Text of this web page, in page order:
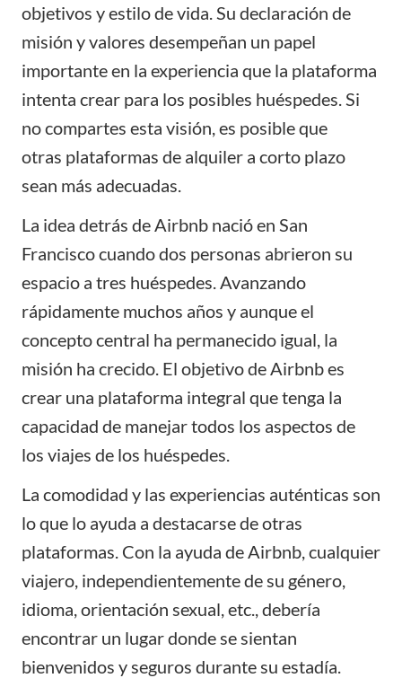
objetivos y estilo de vida. Su declaración de
misión y valores desempeñan un papel
importante en la experiencia que la plataforma
intenta crear para los posibles huéspedes. Si
no compartes esta visión, es posible que
otras plataformas de alquiler a corto plazo
sean más adecuadas.
La idea detrás de Airbnb nació en San
Francisco cuando dos personas abrieron su
espacio a tres huéspedes. Avanzando
rápidamente muchos años y aunque el
concepto central ha permanecido igual, la
misión ha crecido. El objetivo de Airbnb es
crear una plataforma integral que tenga la
capacidad de manejar todos los aspectos de
los viajes de los huéspedes.
La comodidad y las experiencias auténticas son
lo que lo ayuda a destacarse de otras
plataformas. Con la ayuda de Airbnb, cualquier
viajero, independientemente de su género,
idioma, orientación sexual, etc., debería
encontrar un lugar donde se sientan
bienvenidos y seguros durante su estadía.